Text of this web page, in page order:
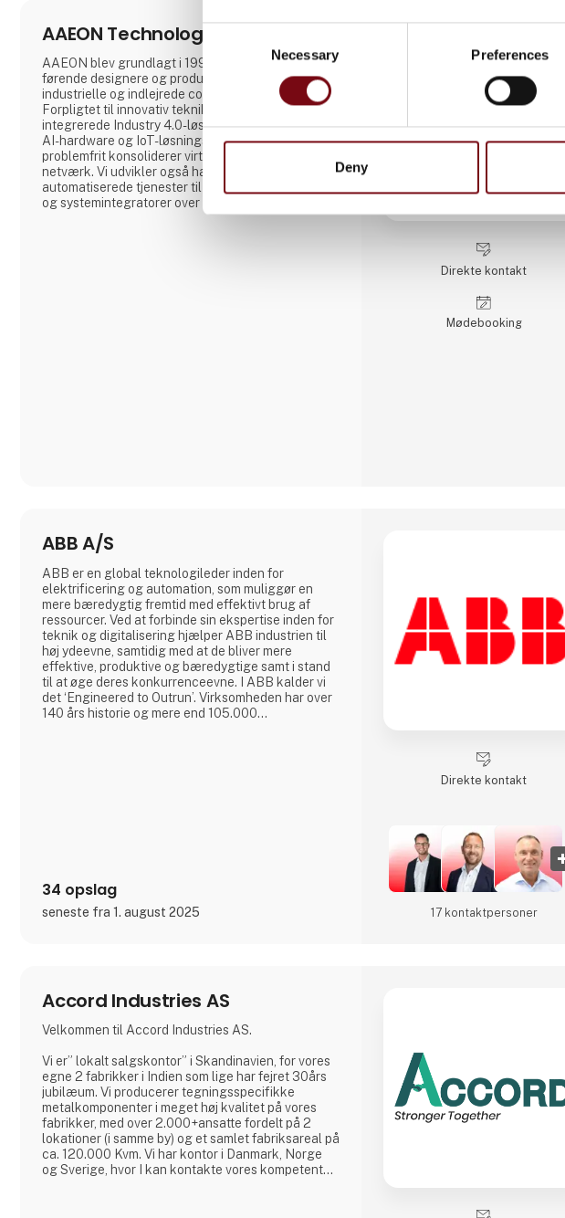
Consent
Selection
Necessary Preferences
Deny
AAEON Technology Europe B.V.
AAEON blev grundlagt i 1992 og er en af ​​de
førende designere og producenter af avancerede
industrielle og indlejrede computerplatforme i dag.
Forpligtet til innovativ teknik producerer AAEON
integrerede Industry 4.0-løsninger, banebrydende
AI-hardware og IoT-løsningsplatforme, der
problemfrit konsoliderer virtuelle og fysiske
netværk. Vi udvikler også hardware og intelligente
automatiserede tjenester til førende OEM/ODM'er
og systemintegratorer over hele verden. Vores
pålidelige computerplatforme af høj kvalitet
Direkte kontakt
Møde­booking
ABB A/S
ABB er en global teknologileder inden for
elektrificering og automation, som muliggør en
mere bæredygtig fremtid med effektivt brug af
ressourcer. Ved at forbinde sin ekspertise inden for
teknik og digitalisering hjælper ABB industrien til
høj ydeevne, samtidig med at de bliver mere
effektive, produktive og bæredygtige samt i stand
til at øge deres konkurrenceevne. I ABB kalder vi
det ‘Engineered to Outrun’. Virksomheden har over
140 års historie og mere end 105.000
34 opslag
seneste fra 1. august 2025
Direkte kontakt
17 kontakt­personer
Accord Industries AS
Velkommen til Accord Industries AS.
Vi er” lokalt salgskontor” i Skandinavien, for vores
egne 2 fabrikker i Indien som lige har fejret 30års
jubilæum. Vi producerer tegningsspecifikke
metalkomponenter i meget høj kvalitet på vores
fabrikker, med over 2.000+ansatte fordelt på 2
lokationer (i samme by) og et samlet fabriksareal på
ca. 120.000 Kvm. Vi har kontor i Danmark, Norge
og Sverige, hvor I kan kontakte vores kompetente